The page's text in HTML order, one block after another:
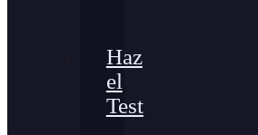
Haz
el
Test